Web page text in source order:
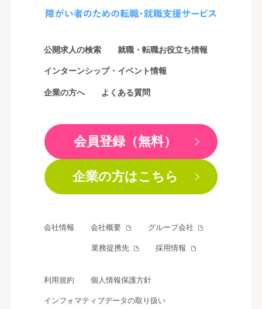
公開求人の検索 就職・転職お役立ち情報
インターンシップ・イベント情報
企業の方へ よくある質問
会員登録（無料）
企業の方はこちら
会社情報 会社概要 グループ会社
業務提携先 採用情報
利用規約 個人情報保護方針
インフォマティブデータの取り扱い